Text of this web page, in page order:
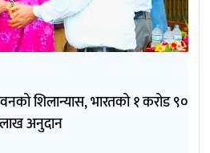
शिलान्यास, भारतको १ करोड ९०
अनुदान